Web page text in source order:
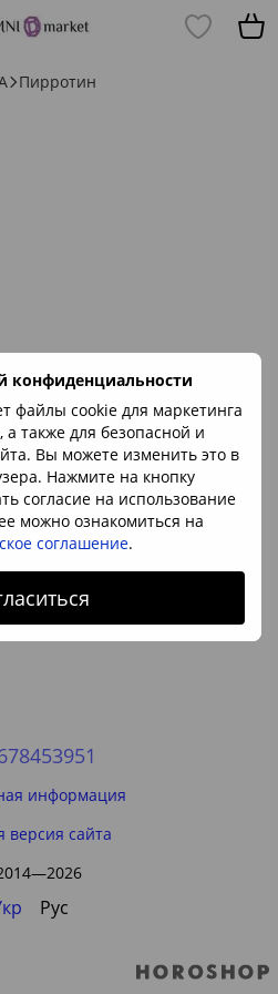
конфиденциальности
файлы cookie для маркетинга
а также для безопасной и
Вы можете изменить это в
Нажмите на кнопку
согласие на использование
можно ознакомиться на
соглашение.
Пирротин
информация
версия сайта
Рус